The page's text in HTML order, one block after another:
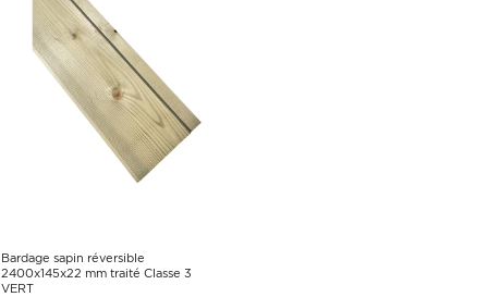
Bardage sapin réversible
2400x145x22 mm traité Classe 3
VERT